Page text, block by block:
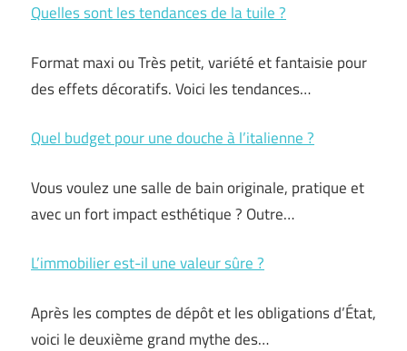
Quelles sont les tendances de la tuile ?
Format maxi ou Très petit, variété et fantaisie pour
des effets décoratifs. Voici les tendances…
Quel budget pour une douche à l’italienne ?
Vous voulez une salle de bain originale, pratique et
avec un fort impact esthétique ? Outre…
L’immobilier est-il une valeur sûre ?
Après les comptes de dépôt et les obligations d’État,
voici le deuxième grand mythe des…